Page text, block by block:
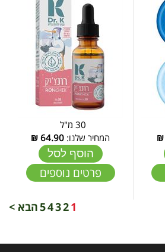
₪
30 מ"ל
המחיר שלנו: 64.90
₪
הוסף לסל
פרטים נוספים
1
2
3
4
5הבא >